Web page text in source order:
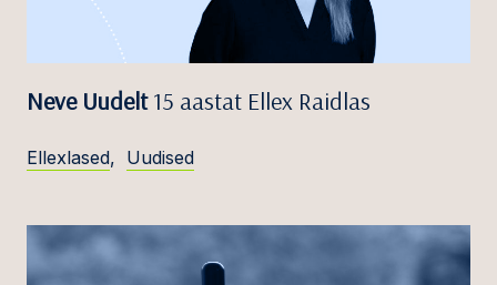
Neve Uudelt15 aastat Ellex Raidlas
Ellexlased, Uudised